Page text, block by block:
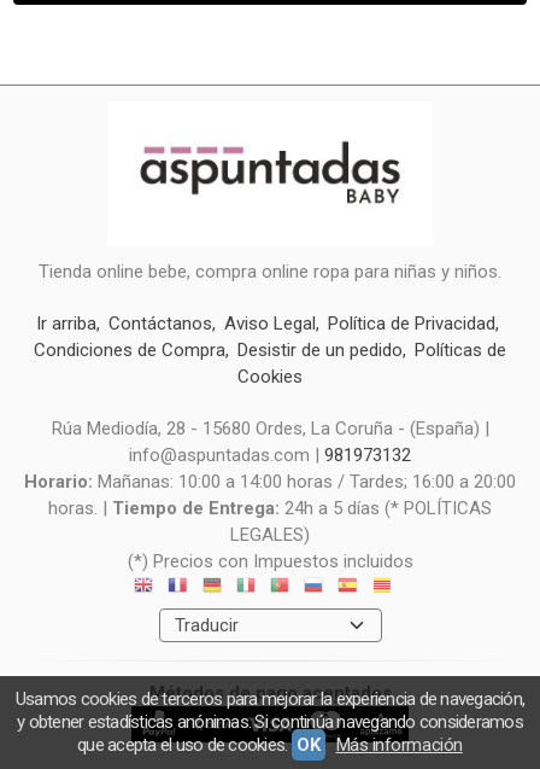
Tienda online bebe, compra online ropa para niñas y niños.
Ir arriba Contáctanos Aviso Legal
Política de Privacidad
Condiciones de Compra Desistir de un pedido
Políticas de
Cookies
Rúa Mediodía, 28 - 15680 Ordes, La Coruña - (España) |
info@aspuntadas.com | 981973132
Horario: Mañanas: 10:00 a 14:00 horas / Tardes; 16:00 a 20:00
horas. | Tiempo de Entrega: 24h a 5 días (* POLÍTICAS
LEGALES)
(*) Precios con Impuestos incluidos
Métodos de pago aceptados
Usamos cookies de terceros para mejorar la experiencia de navegación,
y obtener estadísticas anónimas. Si continúa navegando consideramos
que acepta el uso de cookies. OK Más información